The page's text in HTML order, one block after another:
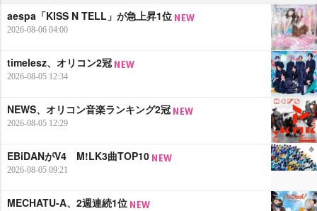
aespa「KISS N TELL」が急上昇1位
2026-08-06 04:00
timelesz、オリコン2冠
2026-08-05 12:34
NEWS、オリコン音楽ランキング2冠
2026-08-05 12:29
EBiDANがV4 M!LK3曲TOP10
2026-08-05 09:21
MECHATU-A、2週連続1位